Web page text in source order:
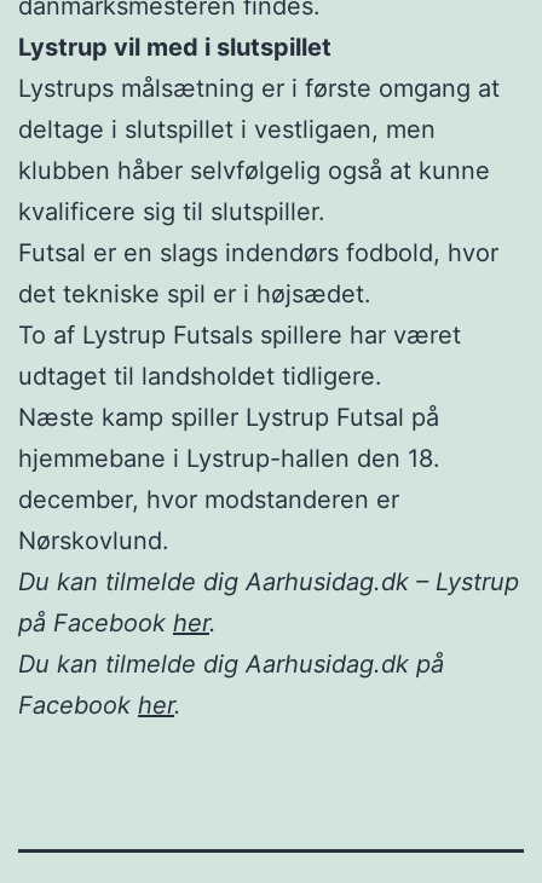
Lystrup vil med i slutspillet
Lystrups målsætning er i første omgang at
deltage i slutspillet i vestligaen, men
klubben håber selvfølgelig også at kunne
kvalificere sig til slutspiller.
Futsal er en slags indendørs fodbold, hvor
det tekniske spil er i højsædet.
To af Lystrup Futsals spillere har været
udtaget til landsholdet tidligere.
Næste kamp spiller Lystrup Futsal på
hjemmebane i Lystrup-hallen den 18.
december, hvor modstanderen er
Nørskovlund.
Du kan tilmelde dig Aarhusidag.dk – Lystrup
på Facebook her.
Du kan tilmelde dig Aarhusidag.dk på
Facebook her.